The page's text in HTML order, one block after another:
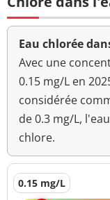
à 36°-44h
naturelle
Odeur (qualitatif)
pH
Saveur (qualitatif)
Eau chlorée
Avec une
0.15 mg/L en
considérée
de 0.3 mg/L,
chlore.
0.15 mg/L